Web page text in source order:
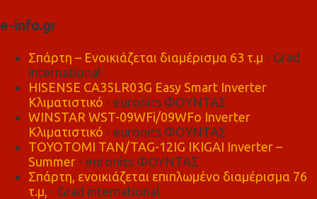
e-info.gr
Σπάρτη – Ενοικιάζεται διαμέρισμα 63 τ.μ - Grad
international
HISENSE CA35LR03G Easy Smart Inverter
Κλιματιστικό - euronics ΦΟΥΝΤΑΣ
WINSTAR WST-09WFi/09WFo Inverter
Κλιματιστικό - euronics ΦΟΥΝΤΑΣ
TOYOTOMI TAN/TAG-12IG IKIGAI Inverter –
Summer - euronics ΦΟΥΝΤΑΣ
Σπάρτη, ενοικιάζεται επιπλωμένο διαμέρισμα 76
τ.μ, - Grad international